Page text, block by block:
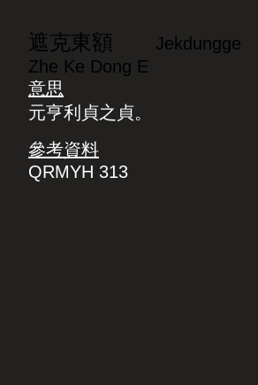
遮克東額
Jekdungge
Zhe Ke Dong E
意思
元亨利貞之貞。
參考資料
QRMYH 313